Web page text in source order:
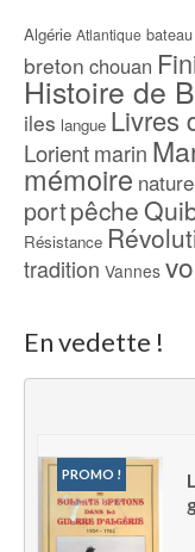
Algérie Atlantique bateau
breton chouan
Histoire de
iles langue Livres
Lorientmarin
mémoire nature
portpêche
Résistance
tradition Vannes
En vedette !
PROMO !